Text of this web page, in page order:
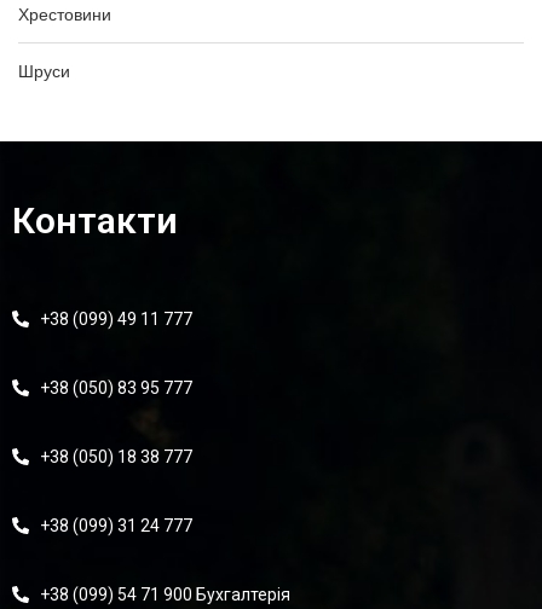
Хрестовини
Шруси
Контакти
+38 (099) 49 11 777
+38 (050) 83 95 777
+38 (050) 18 38 777
+38 (099) 31 24 777
+38 (099) 54 71 900 Бухгалтерія